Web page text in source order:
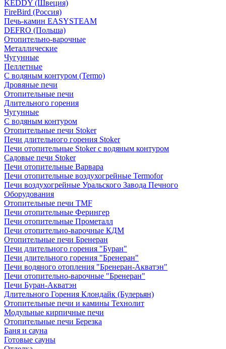
KEDDY (Швеция)
FireBird (Россия)
Печь-камин EASYSTEAM
DEFRO (Польша)
Отопительно-варочные
Металлические
Чугунные
Пеллетные
С водяным контуром (Termo)
Дровяные печи
Отопительные печи
Длительного горения
Чугунные
C водяным контуром
Отопительные печи Stoker
Печи длительного горения Stoker
Печи отопительные Stoker с водяным контуром
Садовые печи Stoker
Печи отопительные Варвара
Печи отопительные воздухогрейные Termofor
Печи воздухогрейные Уральского Завода Печного
Оборудования
Отопительные печи TMF
Печи отопительные Ферингер
Печи отопительные Прометалл
Печи отопительно-варочные КДМ
Отопительные печи Бренеран
Печи длительного горения "Буран"
Печи длительного горения "Бренеран"
Печи водяного отопления "Бренеран-Акватэн"
Печи отопительно-варочные "Бренеран"
Печи Буран-Акватэн
Длительного Горения Клондайк (Булерьян)
Отопительные печи и камины Технолит
Модульные кирпичные печи
Отопительные печи Березка
Баня и сауна
Готовые сауны